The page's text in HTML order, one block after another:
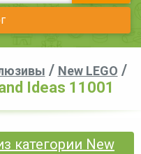
/ New LEGO /
Ideas 11001
категории New